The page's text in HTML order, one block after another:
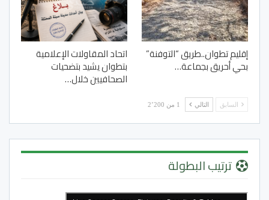
إقليم تطوان..طريق “التوفنة”
بحي أحريق بجماعة…
اتحاد المقاولات الإعلامية
بتطوان يشيد بتضحيات
الصحافيين خلال…
السابق التالي 1 من 2٬200
ترتيب البطولة